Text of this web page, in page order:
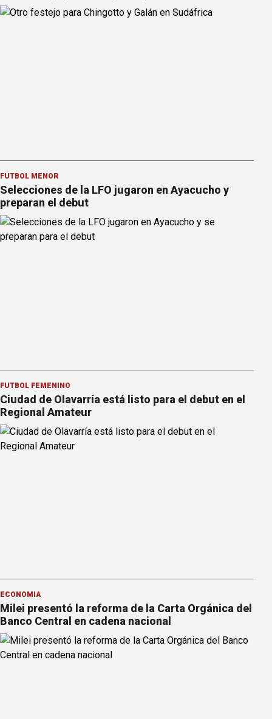
FÚTBOL MENOR
Selecciones de la LFO jugaron en Ayacucho y
preparan el debut
FÚTBOL FEMENINO
Ciudad de Olavarría está listo para el debut en el
Regional Amateur
ECONOMÍA
Milei presentó la reforma de la Carta Orgánica del
Banco Central en cadena nacional